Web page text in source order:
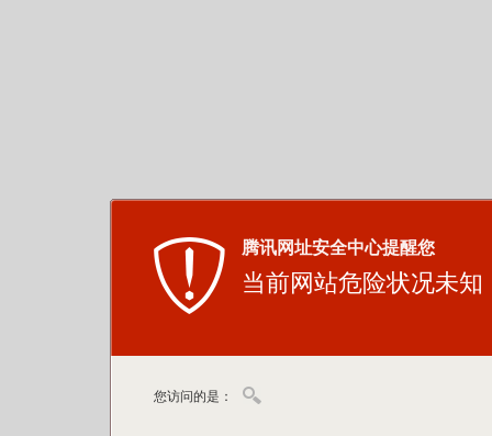
腾讯网址安全中心提醒您
当前网站危险状况未知
您访问的是：